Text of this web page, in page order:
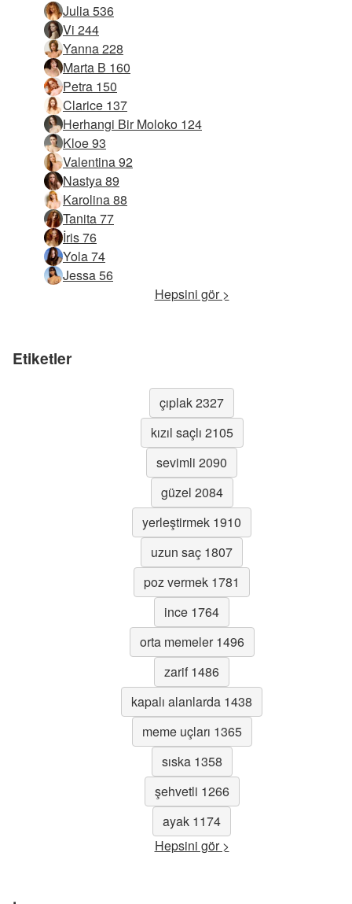
Julia 536
Vi 244
Yanna 228
Marta B 160
Petra 150
Clarice 137
Herhangi Bir Moloko 124
Kloe 93
Valentina 92
Nastya 89
Karolina 88
Tanita 77
İris 76
Yola 74
Jessa 56
Hepsini gör >
Etiketler
çıplak 2327
kızıl saçlı 2105
sevimli 2090
güzel 2084
yerleştirmek 1910
uzun saç 1807
poz vermek 1781
ince 1764
orta memeler 1496
zarif 1486
kapalı alanlarda 1438
meme uçları 1365
sıska 1358
şehvetli 1266
ayak 1174
Hepsini gör >